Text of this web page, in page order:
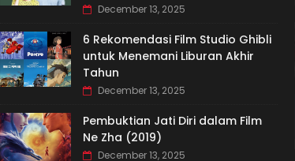
December 13, 2025
6 Rekomendasi Film Studio Ghibli
untuk Menemani Liburan Akhir
Tahun
December 13, 2025
Pembuktian Jati Diri dalam Film
Ne Zha (2019)
December 13, 2025